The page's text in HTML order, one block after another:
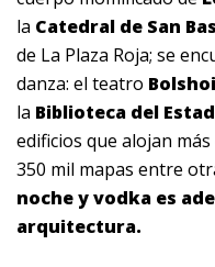
la Catedral de San
de La Plaza Roja; se
danza: el teatro
la Biblioteca del
edificios que alojan
350 mil mapas entre
noche y vodka es
arquitectura.